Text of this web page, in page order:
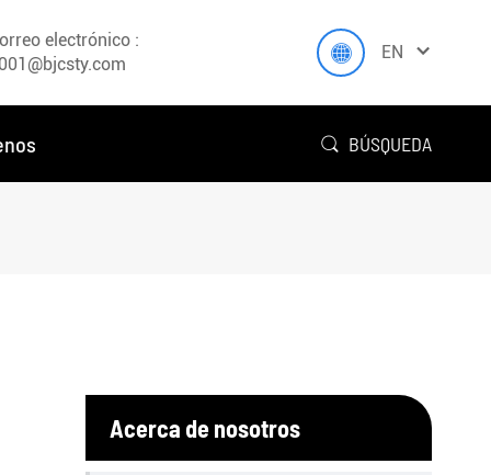
electrónico :
 EN 
 BÚSQUEDA
Acerca de nosotros